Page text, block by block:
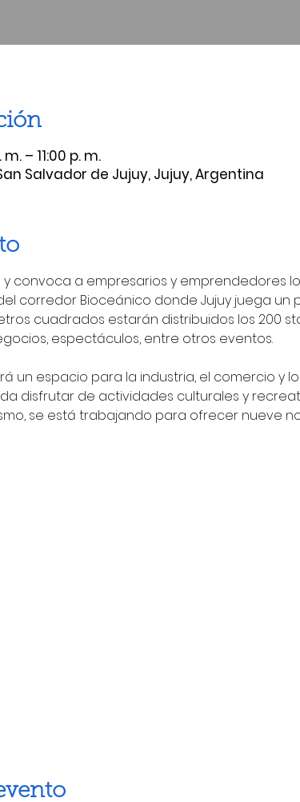
– 11:00 p. m.
Salvador de Jujuy, Jujuy, Argentina
y convoca a empresarios y emprendedores
corredor Bioceánico donde Jujuy juega un
cuadrados estarán distribuidos los 200
espectáculos, entre otros eventos.
disfrutar de actividades culturales y
se está trabajando para ofrecer nueve